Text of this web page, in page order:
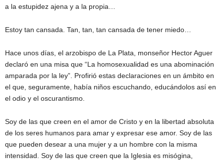
a la estupidez ajena y a la propia…
Estoy tan cansada. Tan, tan, tan cansada de tener miedo…
Hace unos días, el arzobispo de La Plata, monseñor Hector Aguer
declaró en una misa que “La homosexualidad es una abominación
amparada por la ley”. Profirió estas declaraciones en un ámbito en
el que, seguramente, había niños escuchando, educándolos así en
el odio y el oscurantismo.
Soy de las que creen en el amor de Cristo y en la libertad absoluta
de los seres humanos para amar y expresar ese amor. Soy de las
que pueden desear a una mujer y a un hombre con la misma
intensidad. Soy de las que creen que la Iglesia es misógina,